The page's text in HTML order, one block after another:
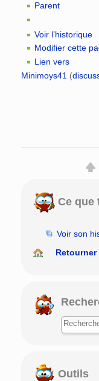
Parent
Voir l’historique
Modifier cette
Lien vers
Minimoys41 (
Ce que
Voir son
Retourner
Outils